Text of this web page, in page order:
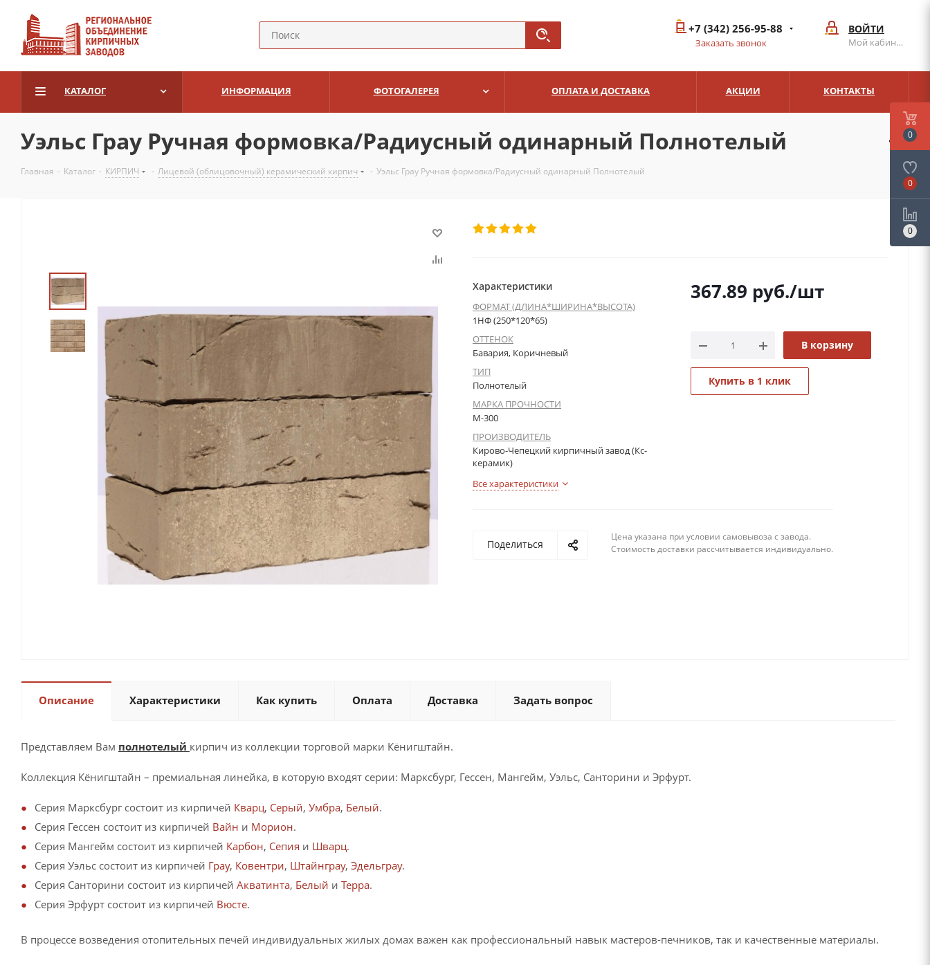
ВОЙТИ
Мой кабинет
+7 (342) 256-95-88
Заказать звонок
КАТАЛОГ ИНФОРМАЦИЯ ФОТОГАЛЕРЕЯ ОПЛАТА И ДОСТАВКА АКЦИИ КОНТАКТЫ
Уэльс Грау Ручная формовка/Радиусный одинарный Полнотелый
Главная - Каталог - КИРПИЧ - Лицевой (облицовочный) керамический кирпич - Уэльс Грау Ручная формовка/Радиусный одинарный Полнотелый
Характеристики
ФОРМАТ (ДЛИНА*ШИРИНА*ВЫСОТА)
1НФ (250*120*65)
ОТТЕНОК
Бавария, Коричневый
ТИП
Полнотелый
МАРКА ПРОЧНОСТИ
М-300
ПРОИЗВОДИТЕЛЬ
Кирово-Чепецкий кирпичный завод (Кс-
керамик)
Все характеристики
367.89 руб./шт
В корзину
Купить в 1 клик
Поделиться
Цена указана при условии самовывоза с завода.
Стоимость доставки рассчитывается индивидуально.
Описание Характеристики Как купить Оплата Доставка Задать вопрос
Представляем Вам полнотелый кирпич из коллекции торговой марки Кёнигштайн.
Коллекция Кёнигштайн – премиальная линейка, в которую входят серии: Марксбург, Гессен, Мангейм, Уэльс, Санторини и Эрфурт.
Серия Марксбург состоит из кирпичей Кварц, Серый, Умбра, Белый.
Серия Гессен состоит из кирпичей Вайн и Морион.
Серия Мангейм состоит из кирпичей Карбон, Сепия и Шварц.
Серия Уэльс состоит из кирпичей Грау, Ковентри, Штайнграу, Эдельграу.
Серия Санторини состоит из кирпичей Акватинта, Белый и Терра.
Серия Эрфурт состоит из кирпичей Вюсте.
В процессе возведения отопительных печей индивидуальных жилых домах важен как профессиональный навык мастеров-печников, так и качественные материалы.
0
0
0